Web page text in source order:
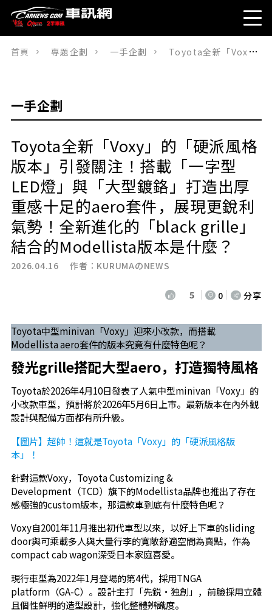
首頁 專題企劃 一手企劃 Toyota全新「Voxy」的「硬派風格版本」引發關注！搭載「一字型LED燈」與「大型鍍鉻」打造出厚重感十足的aero套件，展現更銳利氣勢！全新進化的「black grille」結合的Modellista版本是什麼？
一手企劃
Toyota全新「Voxy」的「硬派風格
版本」引發關注！搭載「一字型
LED燈」與「大型鍍鉻」打造出厚
重感十足的aero套件，展現更銳利
氣勢！全新進化的「black grille」
結合的Modellista版本是什麼？
2026.04.16 作者： KURUMAのNEWS
5 0 分享
Toyota中型minivan「Voxy」迎來小改款，而搭載
Modellista aero套件的版本究竟有什麼特色呢？
發光grille搭配大型aero，打造獨特風格
Toyota於2026年4月10日發表了人氣中型minivan「Voxy」的
小改款車型，預計將於2026年5月6日上市。最新版本在內外觀
設計與配備方面都有所升級。
【圖片】超帥！這就是Toyota「Voxy」的「硬派風格版
本」！
針對這款Voxy，Toyota Customizing &
Development（TCD）旗下的Modellista品牌也推出了存在
感極強的custom版本，那這款車到底有什麼特色呢？
Voxy自2001年11月推出初代車型以來，以好上下車的sliding
door與可乘載多人與大量行李的寬敞舒適空間為賣點，作為
compact cab wagon深受日本家庭喜愛。
現行車型為2022年1月登場的第4代，採用TNGA
platform（GA-C）。設計主打「先鋭・独創」，前臉採用立體
且個性鮮明的造型設計，強化整體辨識度。